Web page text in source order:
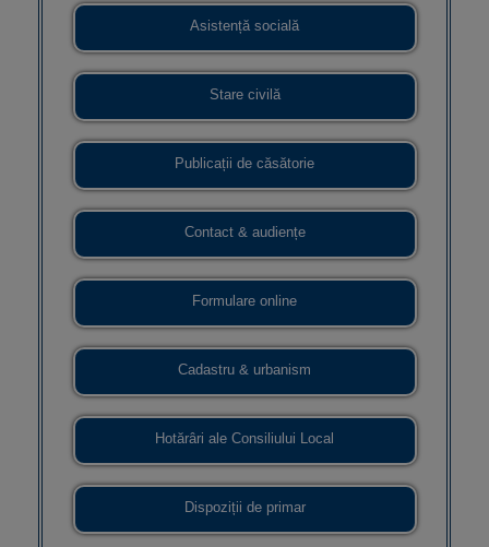
Asistență socială
Stare civilă
Publicații de căsătorie
Contact & audiențe
Formulare online
Cadastru & urbanism
Hotărâri ale Consiliului Local
Dispoziții de primar